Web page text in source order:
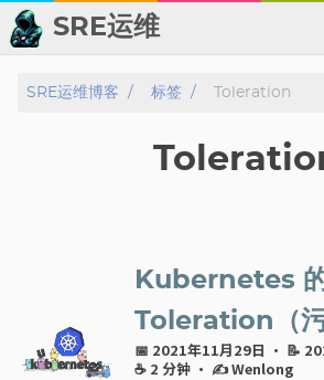
SRE运维
📂 归档
标签
SRE运维博客 标签 Toleration
Kubernetes
Toleration（污
📅 2021年11月29日 · 📝
☕ 2 分钟 · ✍ Wenlong